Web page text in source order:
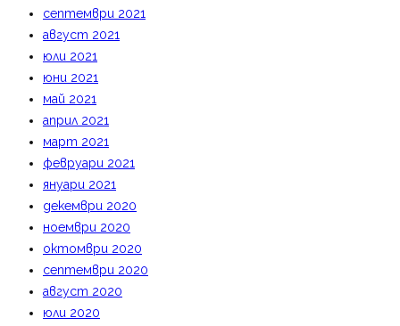
септември 2021
август 2021
юли 2021
юни 2021
май 2021
април 2021
март 2021
февруари 2021
януари 2021
декември 2020
ноември 2020
октомври 2020
септември 2020
август 2020
юли 2020